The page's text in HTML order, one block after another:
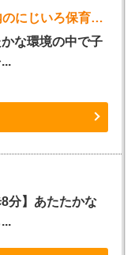
【ポスター応募用求人！】練馬区内のにじいろ保育園（パート）
かな環境の中で子
8分】あたたかな